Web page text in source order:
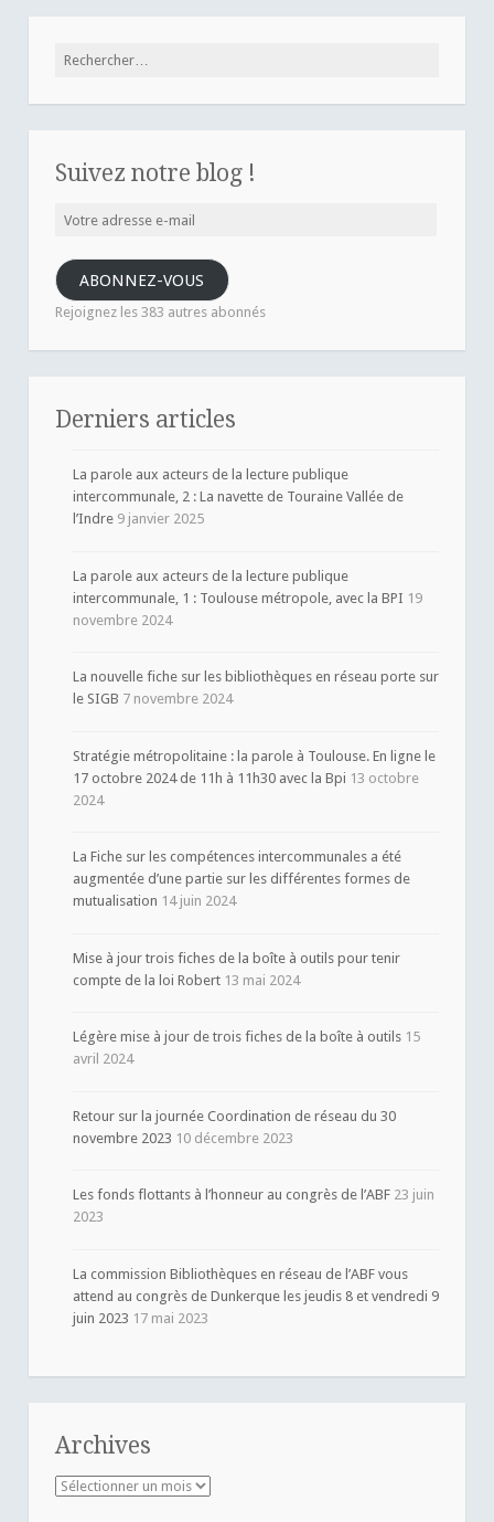
Rechercher :
Suivez notre blog !
Votre
mail ABONNEZ-VOUS
Rejoignez les 383 autres abonnés
Derniers articles
La parole aux acteurs de la lecture publique
intercommunale, 2 : La navette de Touraine Vallée de
l’Indre 9 janvier 2025
La parole aux acteurs de la lecture publique
intercommunale, 1 : Toulouse métropole, avec la BPI 19
novembre 2024
La nouvelle fiche sur les bibliothèques en réseau porte sur
le SIGB 7 novembre 2024
Stratégie métropolitaine : la parole à Toulouse. En ligne le
17 octobre 2024 de 11h à 11h30 avec la Bpi 13 octobre
2024
La Fiche sur les compétences intercommunales a été
augmentée d’une partie sur les différentes formes de
mutualisation 14 juin 2024
Mise à jour trois fiches de la boîte à outils pour tenir
compte de la loi Robert 13 mai 2024
Légère mise à jour de trois fiches de la boîte à outils 15
avril 2024
Retour sur la journée Coordination de réseau du 30
novembre 2023 10 décembre 2023
Les fonds flottants à l’honneur au congrès de l’ABF 23 juin
2023
La commission Bibliothèques en réseau de l’ABF vous
attend au congrès de Dunkerque les jeudis 8 et vendredi 9
juin 2023 17 mai 2023
Archives
Archives